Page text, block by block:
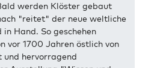
werden Klöster gebaut
"reitet" der neue weltliche
Hand. So geschehen
vor 1700 Jahren östlich von
und hervorragend